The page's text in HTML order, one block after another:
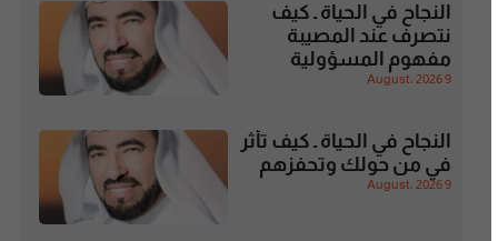
النجاح في الحياة ـ كيف
نتصرف عند المصيبة
مفهوم المسؤولية
9 August، 2026
النجاح في الحياة ـ كيف تأثر
في من حولك وتحفزهم
9 August، 2026